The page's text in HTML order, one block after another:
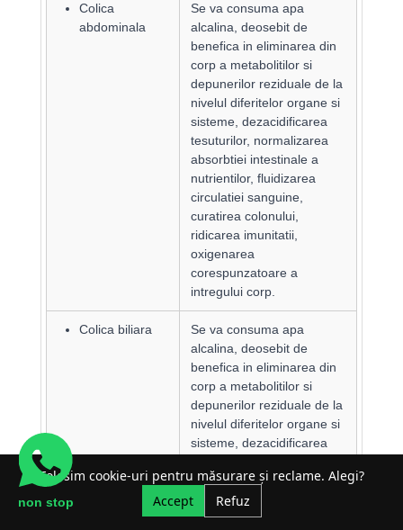
Colica
abdominala
Se va consuma apa
alcalina, deosebit de
benefica in eliminarea din
corp a metabolitilor si
depunerilor reziduale de la
nivelul diferitelor organe si
sisteme, dezacidificarea
tesuturilor, normalizarea
absorbtiei intestinale a
nutrientilor, fluidizarea
circulatiei sanguine,
curatirea colonului,
ridicarea imunitatii,
oxigenarea
corespunzatoare a
intregului corp.
Colica biliara
Se va consuma apa
alcalina, deosebit de
benefica in eliminarea din
corp a metabolitilor si
depunerilor reziduale de la
nivelul diferitelor organe si
sisteme, dezacidificarea
circulatiei sanguine si
limfatice, iar in aceasta
afectiune - recapatarea
Folosim cookie-uri pentru măsurare și reclame. Alegi?
Accept
Refuz
non stop